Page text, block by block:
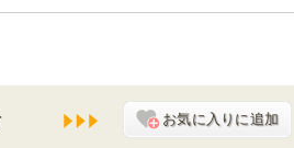
お気に入りに追加